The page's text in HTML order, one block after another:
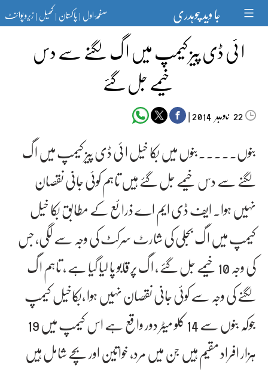
content جا وید چوہدری صفحۂ اول|پاکستان|کھیل|زیرو پوائنٹ
ا ئی ڈی پیز کیمپ میں ا گ لگنے سے دس
خیمے جل گئے
22‬‮نومبر‬‮ |
بنوں۔۔۔..بنوں میں بکا خیل ا ئی ڈی پیز کیمپ میں ا گ
لگنے سے دس خیمے جل گئے ہیں تاہم کوئی جانی نقصان
نہیں ہوا۔ ایف ڈی ایم اے ذرائع کے مطابق بکا خیل
کیمپ میں ا گ بجلی کی شارٹ سرکٹ کی وجہ سے لگی، جس
کی وجہ 10 خیمے جل گئے ، ا گ پر قابو پا لیا گیا ہے ، تاہم ا گ
لگنے کی وجہ سے کوئی جانی نقصان نہیں ہوا ،بکاخیل کیمپ
جوکہ بنوں سے 14 کلو میٹر دور واقع ہے اس کیمپ میں 19
ہزار افراد مقیم ہیں جن میں مرد، خواتین اور بچے شامل ہیں